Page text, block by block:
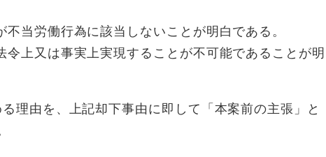
労働行為に該当しないことが明白である。
又は事実上実現することが不可能であることが明
由を、上記却下事由に即して「本案前の主張」と